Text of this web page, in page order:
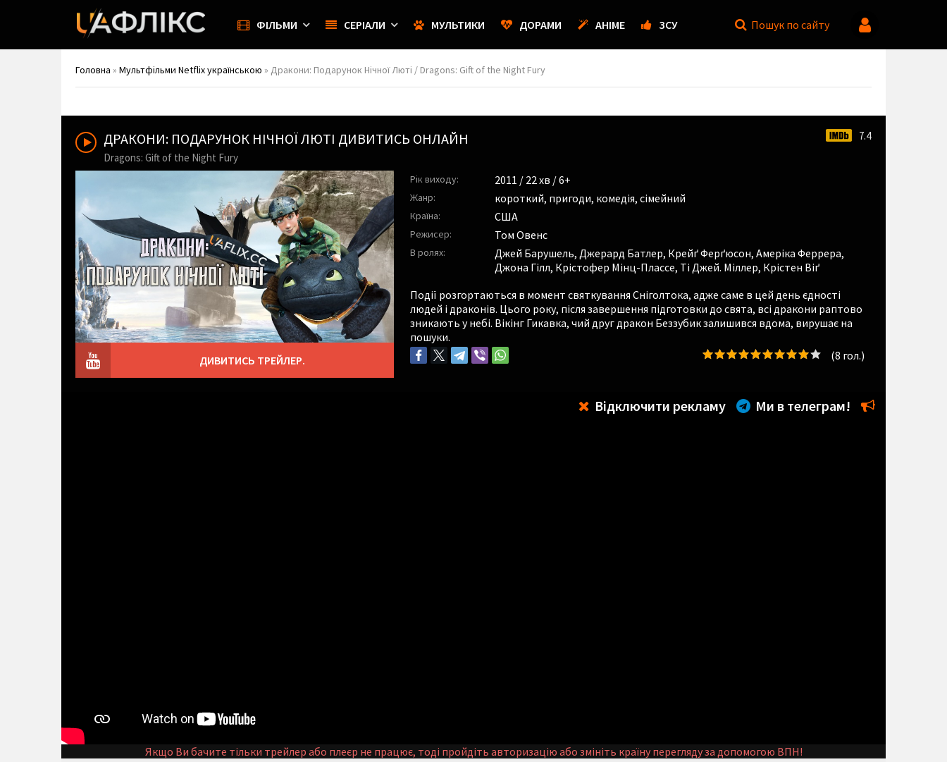
ФІЛЬМИ СЕРІАЛИ МУЛЬТИКИ ДОРАМИ АНІМЕ ЗСУ Пошук по сайту
Головна » Мультфільми Netflix українською » Дракони: Подарунок Нічної Люті / Dragons: Gift of the Night Fury
ДРАКОНИ: ПОДАРУНОК НІЧНОЇ ЛЮТІ ДИВИТИСЬ ОНЛАЙН
Dragons: Gift of the Night Fury
7.4
Рік виходу: 2011 / 22 хв / 6+
Жанр: короткий, пригоди, комедія, сімейний
Країна: США
Режисер: Том Овенс
В ролях: Джей Барушель, Джерард Батлер, Крейґ Ферґюсон, Амеріка Феррера,
Джона Гілл, Крістофер Мінц-Плассе, Ті Джей. Міллер, Крістен Віґ
Події розгортаються в момент святкування Сніголтока, адже саме в цей день єдності
людей і драконів. Цього року, після завершення підготовки до свята, всі дракони раптово
зникають у небі. Вікінг Гикавка, чий друг дракон Беззубик залишився вдома, вирушає на
пошуки.
ДИВИТИСЬ ТРЕЙЛЕР.
(8 гол.)
Відключити рекламу Ми в телеграм!
Якщо Ви бачите тільки трейлер або плеєр не працює, тоді пройдіть авторизацію або змініть країну перегляду за допомогою ВПН!